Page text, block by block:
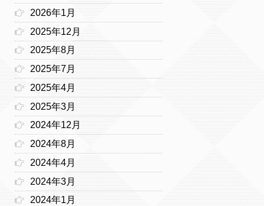
2026年1月
2025年12月
2025年8月
2025年7月
2025年4月
2025年3月
2024年12月
2024年8月
2024年4月
2024年3月
2024年1月